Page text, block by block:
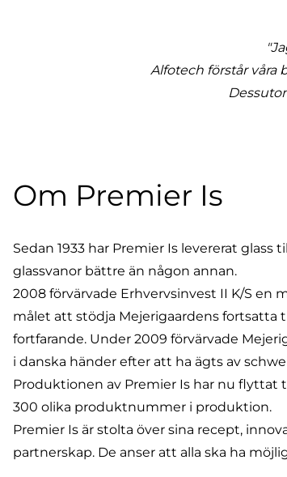
Alfotech förstår våra
Om Premier Is
Sedan 1933 har Premier Is levererat glass
glassvanor bättre än någon annan.
2008 förvärvade Erhvervsinvest II K/S en
målet att stödja Mejerigaardens fortsatta
fortfarande. Under 2009 förvärvade
i danska händer efter att ha ägts av
Produktionen av Premier Is har nu flyttat
300 olika produktnummer i produktion.
Premier Is är stolta över sina recept,
partnerskap. De anser att alla ska ha